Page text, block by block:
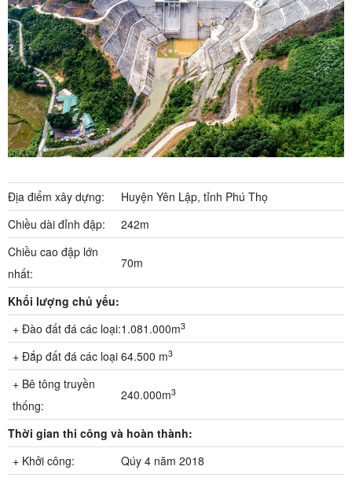
Địa điểm xây dựng:
Huyện Yên Lập, tỉnh Phú Thọ
Chiều dài đỉnh đập:
242m
Chiều cao đập lớn
nhất:
70m
Khối lượng chủ yếu:
+ Đào đất đá các loại:1.081.000m3
+ Đắp đất đá các loại 64.500 m3
+ Bê tông truyền
thống:
240.000m3
Thời gian thi công và hoàn thành:
+ Khởi công:
Qúy 4 năm 2018